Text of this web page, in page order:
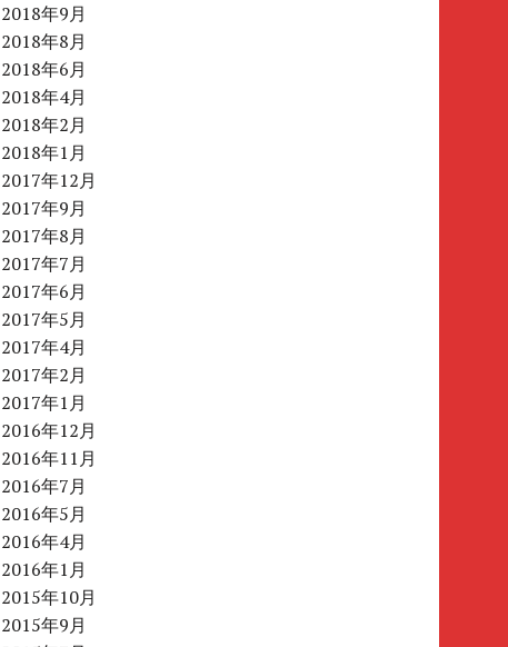
2018年9月
2018年8月
2018年6月
2018年4月
2018年2月
2018年1月
2017年12月
2017年9月
2017年8月
2017年7月
2017年6月
2017年5月
2017年4月
2017年2月
2017年1月
2016年12月
2016年11月
2016年7月
2016年5月
2016年4月
2016年1月
2015年10月
2015年9月